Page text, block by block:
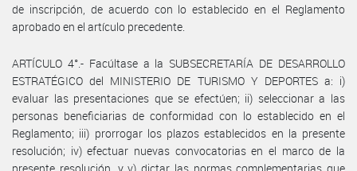
de inscripción, de acuerdo con lo establecido en el Reglamento
aprobado en el artículo precedente.
ARTÍCULO 4°.- Facúltase a la SUBSECRETARÍA DE DESARROLLO
ESTRATÉGICO del MINISTERIO DE TURISMO Y DEPORTES a: i)
evaluar las presentaciones que se efectúen; ii) seleccionar a las
personas beneficiarias de conformidad con lo establecido en el
Reglamento; iii) prorrogar los plazos establecidos en la presente
resolución; iv) efectuar nuevas convocatorias en el marco de la
presente resolución, y v) dictar las normas complementarias que